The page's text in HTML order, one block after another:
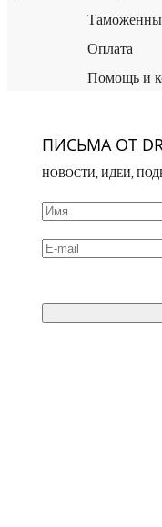
Оплата
Помощь и
ПИСЬМА ОТ
НОВОСТИ, ИДЕИ,